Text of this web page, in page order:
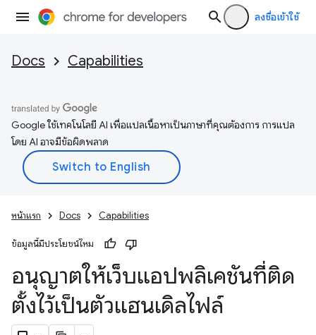
ลงชื่อเข้าใช้
Docs Capabilities
Google ใช้เทคโนโลยี AI เพื่อแปลเนื้อหาเป็นภาษาที่คุณต้องการ การแปล
โดย AI อาจมีข้อผิดพลาด
หน้าแรก Docs Capabilities
ข้อมูลนี้มีประโยชน์ไหม
อนุญาตให้เว็บแอปพลิเคชันที่ติด
ตั้งไว้เป็นตัวแฮนเดิลไฟล์